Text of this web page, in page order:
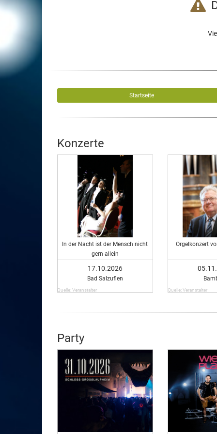
Startseite
Konzerte
In der Nacht ist der Mensch nicht
gern allein
17.10.2026
Bad Salzuflen
Quelle: Veranstalter
Orgelkonzert
Quelle: Veranstalter
Party